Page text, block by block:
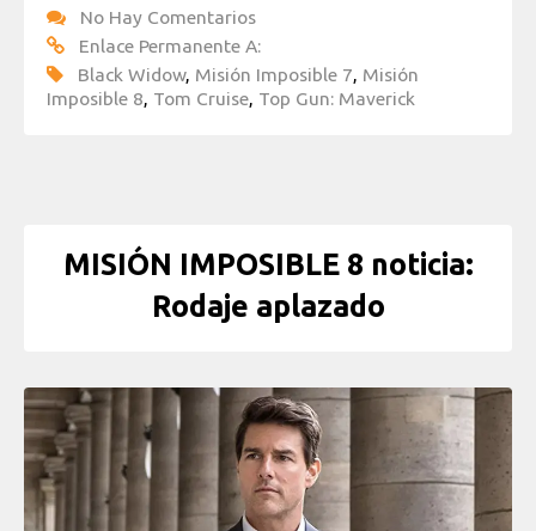
No Hay Comentarios
Enlace Permanente A:
Black Widow, Misión Imposible 7 Misión
Imposible 8 Tom Cruise Top Gun: Maverick
MISIÓN IMPOSIBLE 8 noticia:
Rodaje aplazado